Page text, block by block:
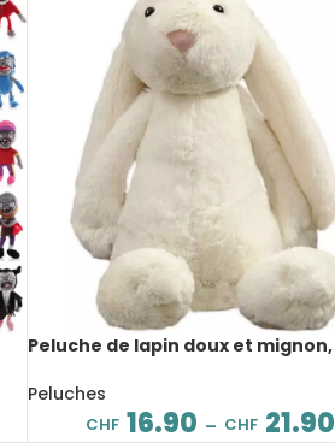
Peluche de lapin doux et mignon,
Peluches
CHF 16.90 – CHF 21.90